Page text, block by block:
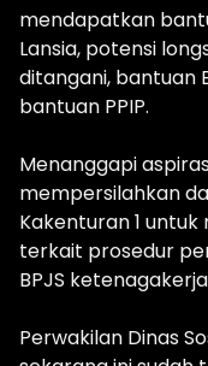
mendapatkan
Lansia, potensi
ditangani, bantuan
bantuan PPIP.
Menanggapi
mempersilahkan
Kakenturan 1
terkait prosedur
BPJS
Perwakilan Dinas